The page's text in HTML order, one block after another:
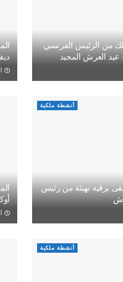
من الرئيس الفرنسي
عيد العرش المجيد
أنشطة ملكية
برقية تهنئة من رئيس
أنشطة ملكية